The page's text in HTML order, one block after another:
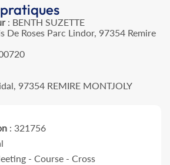
: BENTH SUZETTE
De Roses Parc Lindor, 97354 Remire
97354 REMIRE MONTJOLY
: 321756
- Course - Cross